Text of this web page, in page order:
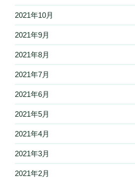
2021年10月
2021年9月
2021年8月
2021年7月
2021年6月
2021年5月
2021年4月
2021年3月
2021年2月